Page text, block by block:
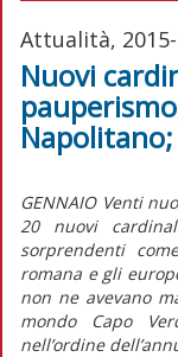
Attualità,
Nuovi
GENNAIO Venti
20 nuovi
sorprendenti
romana e gli
non ne avevano
mondo Capo
nell’ordine